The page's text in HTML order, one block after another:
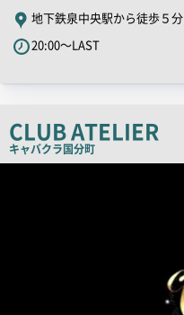
舗
PR
キ
コ
ピ
地下鉄泉中央駅から徒歩５分
20:00～LAST
CLUB ATELIER
キャバクラ国分町